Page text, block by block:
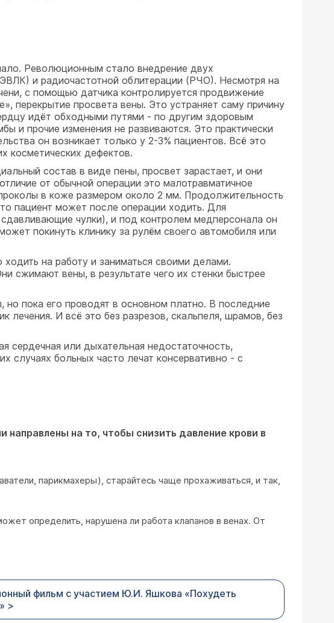
Революционным стало внедрение двух
и радиочастотной облитерации (РЧО). Несмотря на
с помощью датчика контролируется продвижение
перекрытие просвета вены. Это устраняет саму причину
идёт обходными путями - по другим здоровым
и прочие изменения не развиваются. Это практически
он возникает только у 2-3% пациентов. Всё это
косметических дефектов.
состав в виде пены, просвет зарастает, и они
от обычной операции это малотравматичное
в коже размером около 2 мм. Продолжительность
пациент может после операции ходить. Для
чулки), и под контролем медперсонала он
покинуть клинику за рулём своего автомобиля или
на работу и заниматься своими делами.
сжимают вены, в результате чего их стенки быстрее
пока его проводят в основном платно. В последние
И всё это без разрезов, скальпеля, шрамов, без
сердечная или дыхательная недостаточность,
случаях больных часто лечат консервативно - с
на то, чтобы снизить давление крови в
парикмахеры), старайтесь чаще прохаживаться, и так,
определить, нарушена ли работа клапанов в венах. От
фильм с участием Ю.И. Яшкова «Похудеть
>